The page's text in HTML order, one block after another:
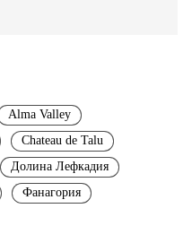
Alma Valley
Chateau de Talu
Долина Лефкадия
Фанагория